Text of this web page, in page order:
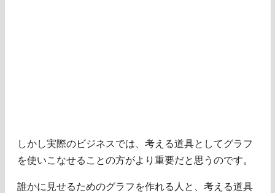
しかし実際のビジネスでは、考える道具としてグラフ
を使いこなせることの方がより重要だと思うのです。
誰かに見せるためのグラフを作れる人と、考える道具